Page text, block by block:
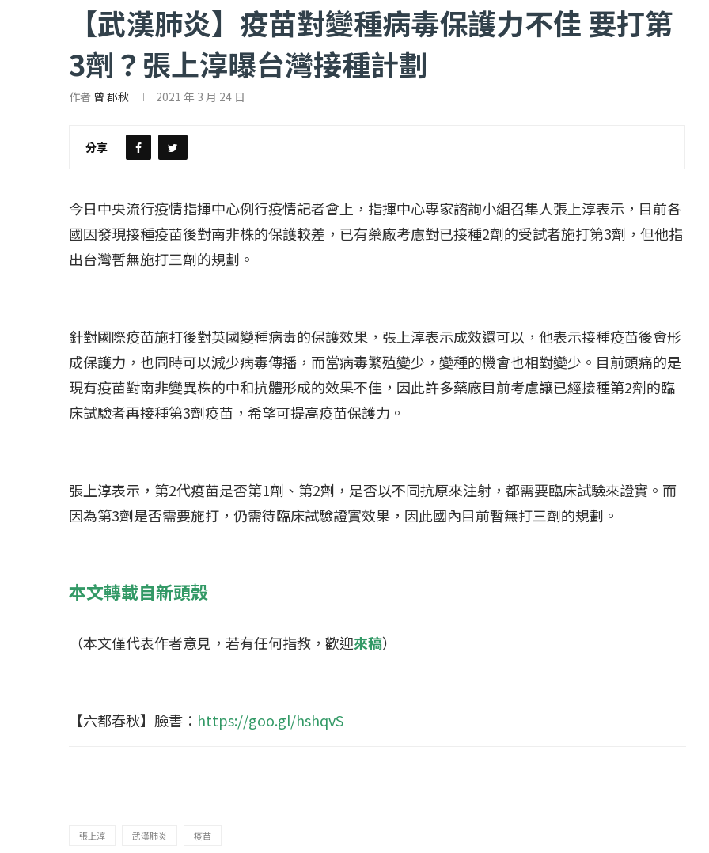
【武漢肺炎】疫苗對變種病毒保護力不佳 要打第
3劑？張上淳曝台灣接種計劃
作者 曾 郡秋 2021 年 3 月 24 日
分享
今日中央流行疫情指揮中心例行疫情記者會上，指揮中心專家諮詢小組召集人張上淳表示，目前各
國因發現接種疫苗後對南非株的保護較差，已有藥廠考慮對已接種2劑的受試者施打第3劑，但他指
出台灣暫無施打三劑的規劃。
針對國際疫苗施打後對英國變種病毒的保護效果，張上淳表示成效還可以，他表示接種疫苗後會形
成保護力，也同時可以減少病毒傳播，而當病毒繁殖變少，變種的機會也相對變少。目前頭痛的是
現有疫苗對南非變異株的中和抗體形成的效果不佳，因此許多藥廠目前考慮讓已經接種第2劑的臨
床試驗者再接種第3劑疫苗，希望可提高疫苗保護力。
張上淳表示，第2代疫苗是否第1劑、第2劑，是否以不同抗原來注射，都需要臨床試驗來證實。而
因為第3劑是否需要施打，仍需待臨床試驗證實效果，因此國內目前暫無打三劑的規劃。
本文轉載自新頭殼
（本文僅代表作者意見，若有任何指教，歡迎來稿）
【六都春秋】臉書： https://goo.gl/hshqvS
張上淳 武漢肺炎 疫苗
2023 年 12 月 月 20 日 2023 年 11 月 月 25 日